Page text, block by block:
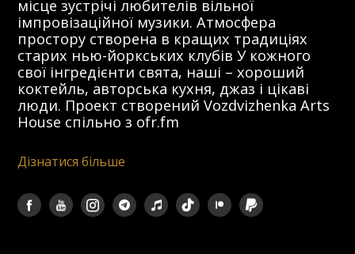
місце зустрічі любителів вільної
імпровізаційної музики. Атмосфера
простору створена в кращих традиціях
старих нью-йоркських клубів У кожного
свої інгредієнти свята, наші – хороший
коктейль, авторська кухня, джаз і цікаві
люди. Проект створений Vozdvizhenka Arts
House спільно з ofr.fm
Дізнатися більше